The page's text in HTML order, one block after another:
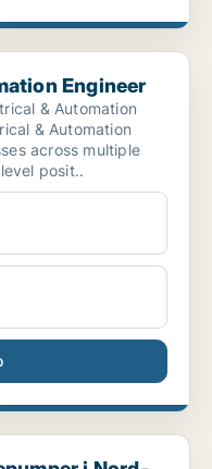
Engineer
& Automation
& Automation
across multiple
posit..
og Midtjyl...